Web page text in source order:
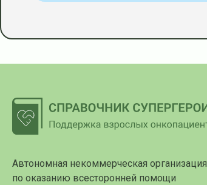
Автономная некоммерческая организация
по оказанию всесторонней помощи